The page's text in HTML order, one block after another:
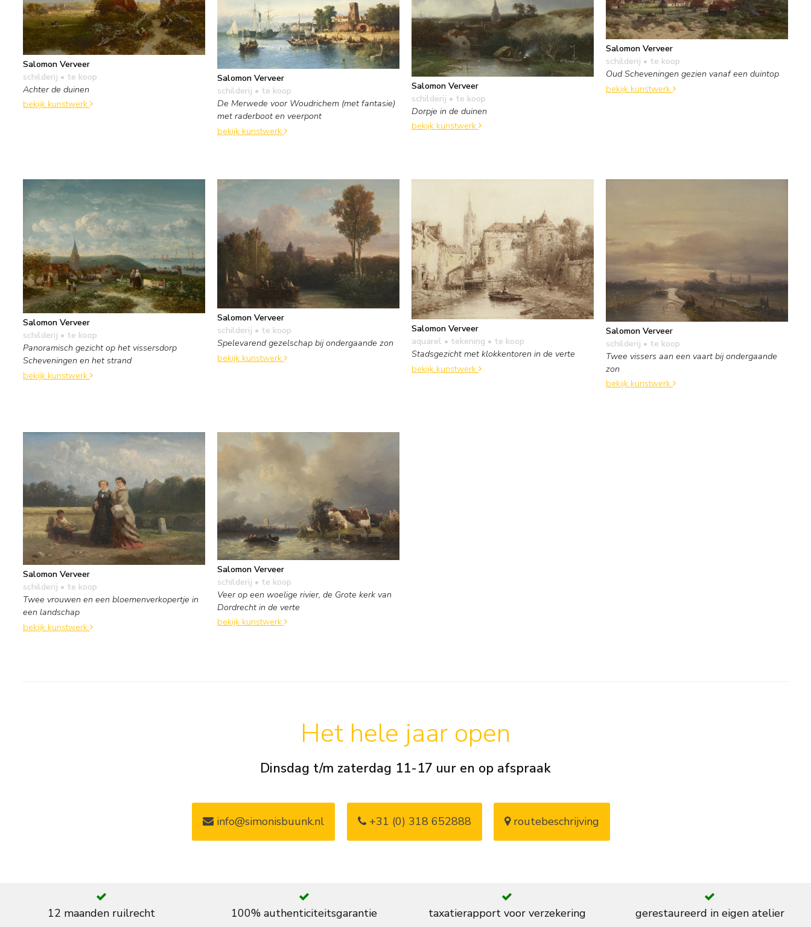
Salomon Verveer
schilderij • te koop
Achter de duinen
bekijk kunstwerk
Salomon Verveer
schilderij • te koop
De Merwede voor Woudrichem (met fantasie)
met raderboot en veerpont
bekijk kunstwerk
Salomon Verveer
schilderij • te koop
Dorpje in de duinen
bekijk kunstwerk
Salomon Verveer
schilderij • te koop
Oud Scheveningen gezien vanaf een duintop
bekijk kunstwerk
Salomon Verveer
schilderij • te koop
Panoramisch gezicht op het vissersdorp
Scheveningen en het strand
bekijk kunstwerk
Salomon Verveer
schilderij • te koop
Spelevarend gezelschap bij ondergaande zon
bekijk kunstwerk
Salomon Verveer
aquarel • tekening • te koop
Stadsgezicht met klokkentoren in de verte
bekijk kunstwerk
Salomon Verveer
schilderij • te koop
Twee vissers aan een vaart bij ondergaande
zon
bekijk kunstwerk
Salomon Verveer
schilderij • te koop
Twee vrouwen en een bloemenverkopertje in
een landschap
bekijk kunstwerk
Salomon Verveer
schilderij • te koop
Veer op een woelige rivier, de Grote kerk van
Dordrecht in de verte
bekijk kunstwerk
Het hele jaar open
Dinsdag t/m zaterdag 11-17 uur en op afspraak
info@simonisbuunk.nl +31 (0) 318 652888 routebeschrijving
12 maanden ruilrecht 100% authenticiteitsgarantie taxatierapport voor verzekering gerestaureerd in eigen atelier